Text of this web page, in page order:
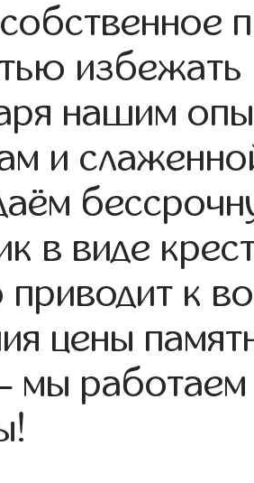
нашим
и
в виде
приводит к
цены